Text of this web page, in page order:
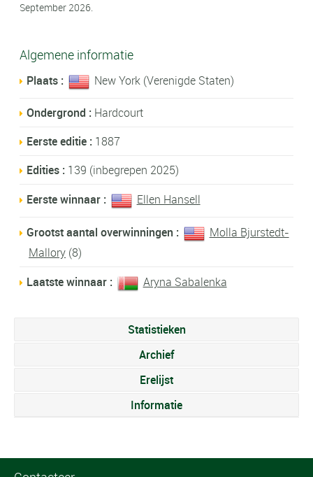
September 2026.
Algemene informatie
Plaats : New York (Verenigde Staten)
Ondergrond : Hardcourt
Eerste editie : 1887
Edities : 139 (inbegrepen 2025)
Eerste winnaar :
Ellen Hansell
Grootst aantal overwinningen :
Molla Bjurstedt-
Mallory (8)
Laatste winnaar :
Aryna Sabalenka
Statistieken
Archief
Erelijst
Informatie